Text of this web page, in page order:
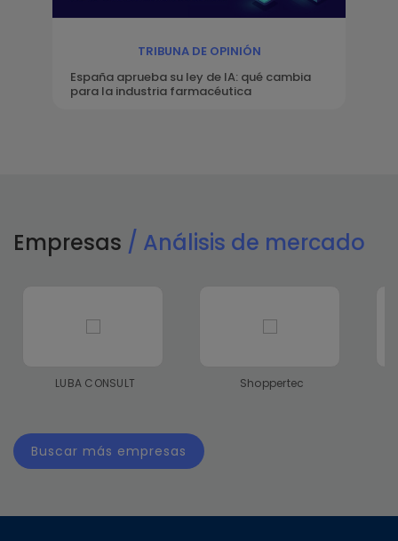
TRIBUNA DE OPINIÓN
España aprueba su ley de IA: qué cambia
para la industria farmacéutica
Empresas / Análisis de mercado
LUBA CONSULT Shoppertec
Buscar más empresas